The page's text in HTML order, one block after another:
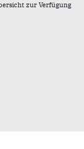
zur Verfügung